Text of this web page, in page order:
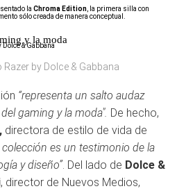
la Chroma Edition , la primera silla con
sólo creada de manera conceptual.
y la moda
by Dolce & Gabbana
“representa un salto audaz
gaming y la moda". De hecho,
directora de estilo de vida de
colección es un testimonio de la
y diseño”. Del lado de Dolce &
, director de Nuevos Medios,